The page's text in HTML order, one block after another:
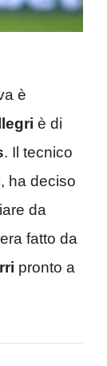
è
è di
. Il tecnico
ha deciso
da
fatto da
pronto a